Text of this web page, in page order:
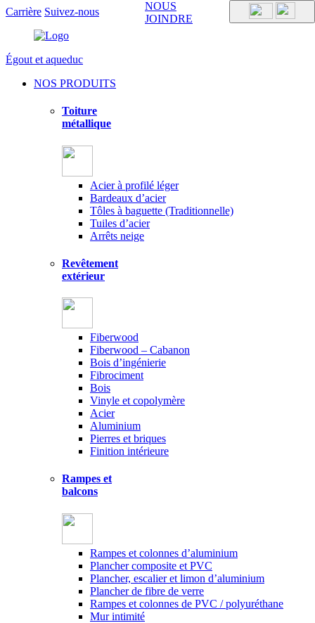
Carrière Suivez-nous
Égout et aqueduc
NOS PRODUITS
Toiture
métallique
Acier à profilé léger
Bardeaux d’acier
Tôles à baguette (Traditionnelle)
Tuiles d’acier
Arrêts neige
Revêtement
extérieur
Fiberwood
Fiberwood – Cabanon
Bois d’ingénierie
Fibrociment
Bois
Vinyle et copolymère
Acier
Aluminium
Pierres et briques
Finition intérieure
Rampes et
balcons
Rampes et colonnes d’aluminium
Plancher composite et PVC
Plancher, escalier et limon d’aluminium
Plancher de fibre de verre
Rampes et colonnes de PVC / polyuréthane
Mur intimité
NOUS
JOINDRE